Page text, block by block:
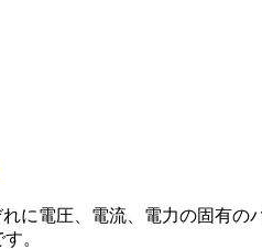
に電圧、電流、電力の固有
。